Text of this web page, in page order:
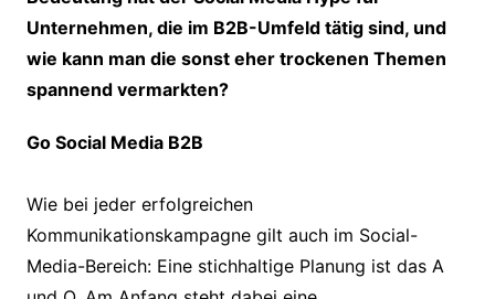
Unternehmen, die im B2B-Umfeld tätig sind, und
wie kann man die sonst eher trockenen Themen
spannend vermarkten?
Go Social Media B2B
Wie bei jeder erfolgreichen
Kommunikationskampagne gilt auch im Social-
Media-Bereich: Eine stichhaltige Planung ist das A